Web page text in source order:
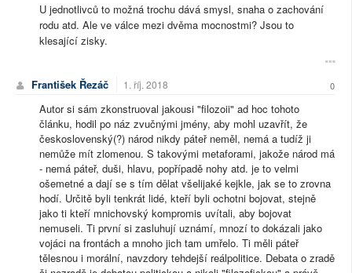
U jednotlivců to možná trochu dává smysl, snaha o zachování
rodu atd. Ale ve válce mezi dvěma mocnostmi? Jsou to
klesající zisky.
František Řezáč 1. říj. 2018 0
Autor si sám zkonstruoval jakousi "filozoii" ad hoc tohoto
článku, hodil po náz zvučnými jmény, aby mohl uzavřít, že
československý(?) národ nikdy páteř neměl, nemá a tudíž ji
nemůže mít zlomenou. S takovými metaforami, jakože národ má
- nemá páteř, duši, hlavu, popřípadě nohy atd. je to velmi
ošemetné a dají se s tím dělat všelijaké kejkle, jak se to zrovna
hodí. Určitě byli tenkrát lidé, kteří byli ochotni bojovat, stejně
jako ti kteří mnichovský kompromis uvítali, aby bojovat
nemuseli. Ti první si zasluhují uznámí, mnozí to dokázali jako
vojáci na frontách a mnoho jich tam umřelo. Ti měli páteř
tělesnou i morální, navzdory tehdejší reálpolitice. Debata o zradě